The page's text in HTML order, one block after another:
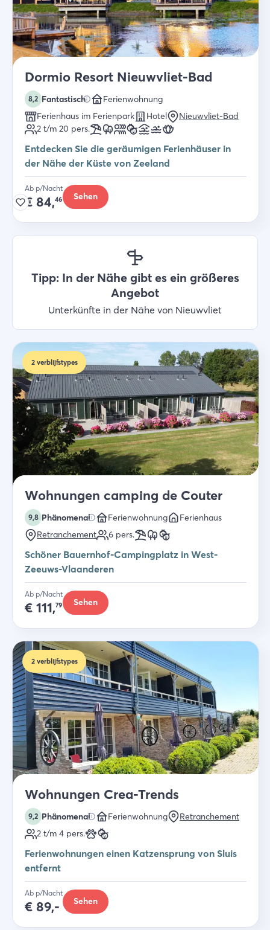
Dormio Resort Nieuwvliet-Bad
8,2 Fantastisch
Ferienwohnung
Ferienhaus im Ferienpark
Hotel
Nieuwvliet-Bad
2 t/m 20 pers.
Entdecken Sie die geräumigen Ferienhäuser in
der Nähe der Küste von Zeeland
Ab p/Nacht
€ 84,46 Sehen
Tipp: In der Nähe gibt es ein größeres
Angebot
Unterkünfte in der Nähe von Nieuwvliet
2 verblijfstypes
Wohnungen camping de Couter
9,8 Phänomenal Ferienwohnung
Ferienhaus
Retranchement
6 pers.
Schöner Bauernhof-Campingplatz in West-
Zeeuws-Vlaanderen
Ab p/Nacht
€ 111,79 Sehen
2 verblijfstypes
Wohnungen Crea-Trends
9,2 Phänomenal Ferienwohnung
Retranchement
2 t/m 4 pers.
Ferienwohnungen einen Katzensprung von Sluis
entfernt
Ab p/Nacht
€ 89,- Sehen